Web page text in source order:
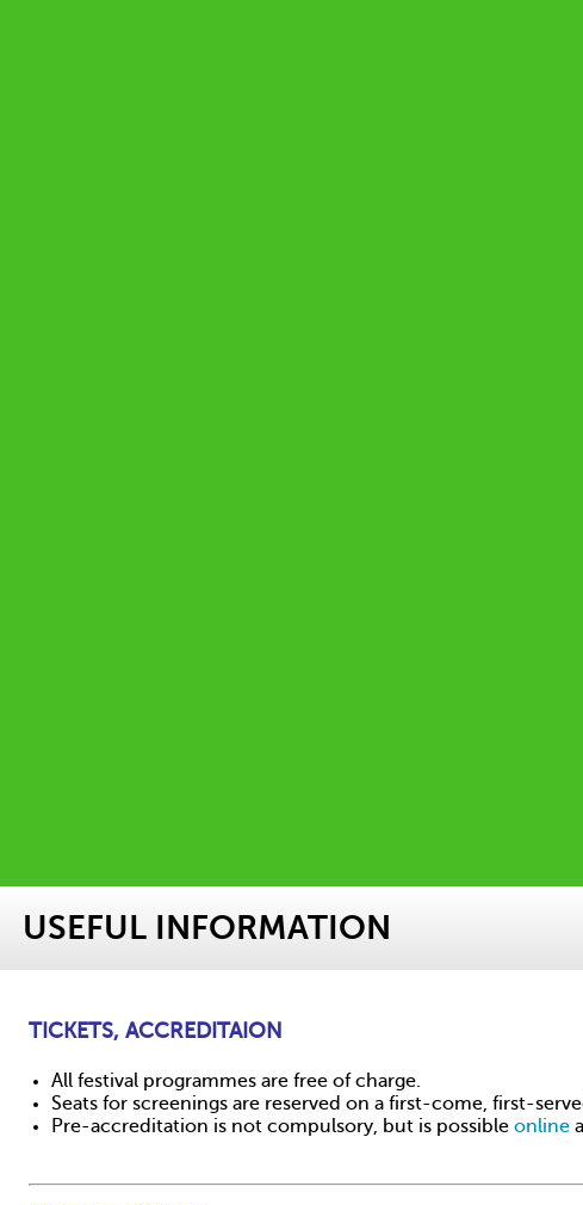
USEFUL INFORMATION
TICKETS, ACCREDITAION
All festival programmes are free of charge.
Seats for screenings are reserved on a first-come, first-
Pre-accreditation is not compulsory, but is possibleonline